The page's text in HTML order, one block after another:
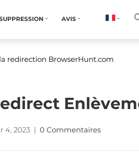
AVIS
redirection BrowserHunt.com
4, 2023 | 0 Commentaires